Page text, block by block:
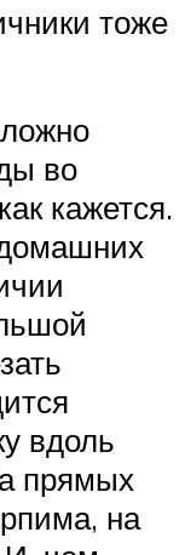
тоже
во
кажется.
вдоль
прямых
на